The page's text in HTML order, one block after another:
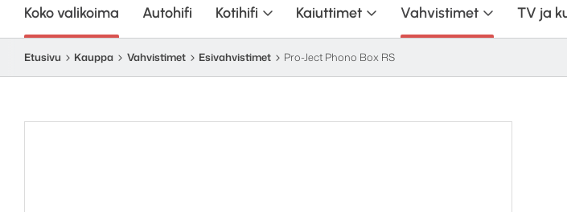
Koko valikoima Autohifi Kotihifi Kaiuttimet Vahvistimet TV ja
Etusivu Kauppa Vahvistimet Esivahvistimet Pro-Ject Phono Box RS